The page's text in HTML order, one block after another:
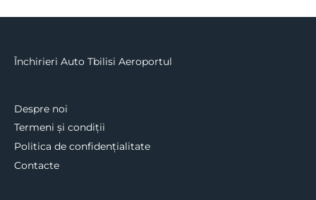
Închirieri Auto Tbilisi Aeroportul
Despre noi
Termeni și condiții
Politica de confidențialitate
Contacte